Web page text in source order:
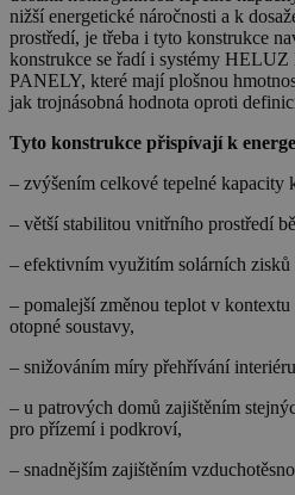
nižší energetické náročnosti a k
prostředí, je třeba i tyto konstrukce
konstrukce se řadí i systémy
PANELY, které mají plošnou
jak trojnásobná hodnota oproti
Tyto konstrukce přispívají k
– zvýšením celkové tepelné kapacity
– větší stabilitou vnitřního prostředí
– efektivním využitím solárních zisků
– pomalejší změnou teplot v
otopné soustavy,
– snižováním míry přehřívání
– u patrových domů zajištěním
pro přízemí i podkroví,
– snadnějším zajištěním